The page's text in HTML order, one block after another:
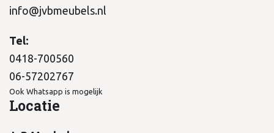
info@jvbmeubels.nl
Tel:
0418-700560
06-57202767
Ook Whatsapp is mogelijk
Locatie